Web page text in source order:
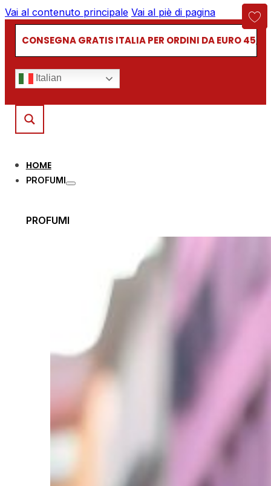
Vai al contenuto principale Vai al piè di pagina
CONSEGNA GRATIS ITALIA PER ORDINI DA EURO
Italian
HOME
PROFUMI
PROFUMI